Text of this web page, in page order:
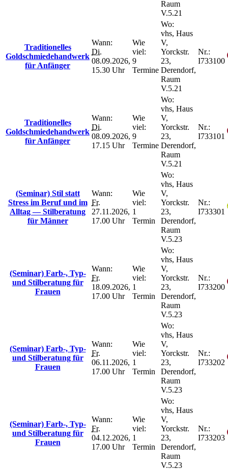
Raum
V.5.21
Traditionelles
Goldschmiedehandwerk
für Anfänger
Wann:
Di.
08.09.2026,
15.30 Uhr
Wie
viel:
9
Termine
Wo:
vhs, Haus
V,
Yorckstr.
23,
Derendorf,
Raum
V.5.21
Nr.:
I733100
Traditionelles
Goldschmiedehandwerk
für Anfänger
Wann:
Di.
08.09.2026,
17.15 Uhr
Wie
viel:
9
Termine
Wo:
vhs, Haus
V,
Yorckstr.
23,
Derendorf,
Raum
V.5.21
Nr.:
I733101
(Seminar) Stil statt
Stress im Beruf und im
Alltag — Stilberatung
für Männer
Wann:
Fr.
27.11.2026,
17.00 Uhr
Wie
viel:
1
Termin
Wo:
vhs, Haus
V,
Yorckstr.
23,
Derendorf,
Raum
V.5.23
Nr.:
I733301
(Seminar) Farb-, Typ-
und Stilberatung für
Frauen
Wann:
Fr.
18.09.2026,
17.00 Uhr
Wie
viel:
1
Termin
Wo:
vhs, Haus
V,
Yorckstr.
23,
Derendorf,
Raum
V.5.23
Nr.:
I733200
(Seminar) Farb-, Typ-
und Stilberatung für
Frauen
Wann:
Fr.
06.11.2026,
17.00 Uhr
Wie
viel:
1
Termin
Wo:
vhs, Haus
V,
Yorckstr.
23,
Derendorf,
Raum
V.5.23
Nr.:
I733202
(Seminar) Farb-, Typ-
und Stilberatung für
Frauen
Wann:
Fr.
04.12.2026,
17.00 Uhr
Wie
viel:
1
Termin
Wo:
vhs, Haus
V,
Yorckstr.
23,
Derendorf,
Raum
V.5.23
Nr.:
I733203